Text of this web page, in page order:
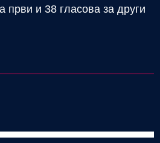
први и 38 гласова за други